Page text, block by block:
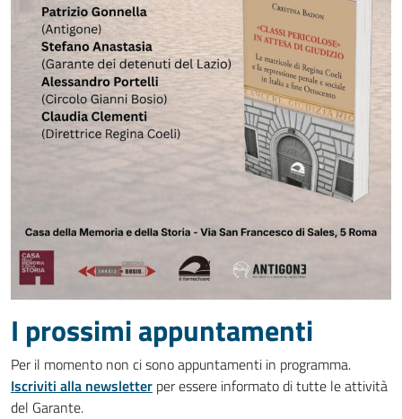
I prossimi appuntamenti
Per il momento non ci sono appuntamenti in programma.
Iscriviti alla newsletter per essere informato di tutte le attività
del Garante.